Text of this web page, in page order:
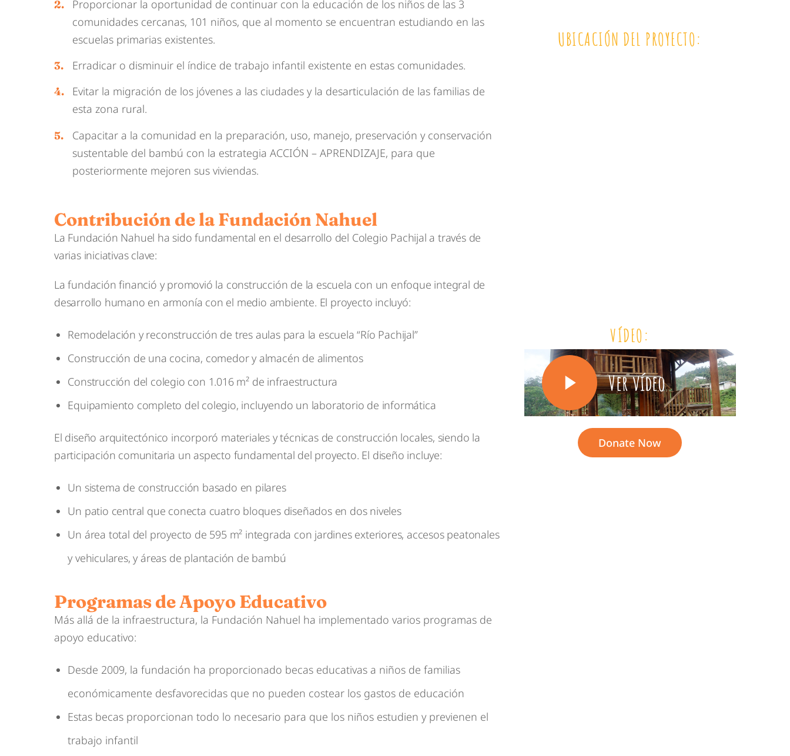
Proporcionar la oportunidad de continuar con la educación de los niños de las 3
comunidades cercanas, 101 niños, que al momento se encuentran estudiando en las
escuelas primarias existentes.
Erradicar o disminuir el índice de trabajo infantil existente en estas comunidades.
Evitar la migración de los jóvenes a las ciudades y la desarticulación de las familias de
esta zona rural.
Capacitar a la comunidad en la preparación, uso, manejo, preservación y conservación
sustentable del bambú con la estrategia ACCIÓN – APRENDIZAJE, para que
posteriormente mejoren sus viviendas.
Contribución de la Fundación Nahuel
La Fundación Nahuel ha sido fundamental en el desarrollo del Colegio Pachijal a través de
varias iniciativas clave:
La fundación financió y promovió la construcción de la escuela con un enfoque integral de
desarrollo humano en armonía con el medio ambiente. El proyecto incluyó:
Remodelación y reconstrucción de tres aulas para la escuela “Río Pachijal”
Construcción de una cocina, comedor y almacén de alimentos
Construcción del colegio con 1.016 m² de infraestructura
Equipamiento completo del colegio, incluyendo un laboratorio de informática
El diseño arquitectónico incorporó materiales y técnicas de construcción locales, siendo la
participación comunitaria un aspecto fundamental del proyecto. El diseño incluye:
Un sistema de construcción basado en pilares
Un patio central que conecta cuatro bloques diseñados en dos niveles
Un área total del proyecto de 595 m² integrada con jardines exteriores, accesos peatonales
y vehiculares, y áreas de plantación de bambú
Programas de Apoyo Educativo
Más allá de la infraestructura, la Fundación Nahuel ha implementado varios programas de
apoyo educativo:
Desde 2009, la fundación ha proporcionado becas educativas a niños de familias
económicamente desfavorecidas que no pueden costear los gastos de educación
Estas becas proporcionan todo lo necesario para que los niños estudien y previenen el
trabajo infantil
UBICACIÓN DEL PROYECTO:
VÍDEO:
Ver vídeo
Donate Now